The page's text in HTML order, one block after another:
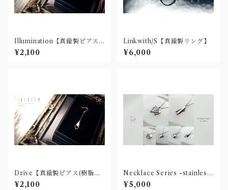
Illumination【真鍮製ピアス
(樹脂ノンホール・チタン有)】
¥2,100
Linkwith/S【真鍮製リング】
¥6,000
Drive【真鍮製ピアス(樹脂ノ
ンホール・チタン有)】
¥2,100
Necklace Series -stainless
-【ステンレス製ネックレス】
¥5,000